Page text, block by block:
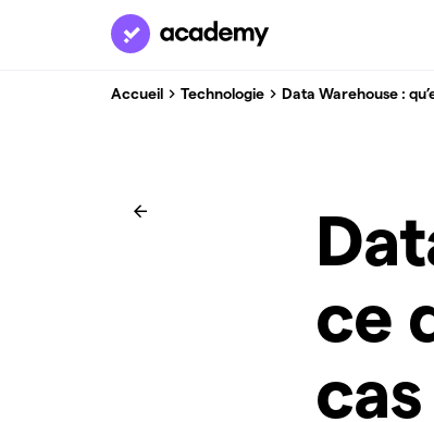
Accueil Technologie Data Warehouse :
ce